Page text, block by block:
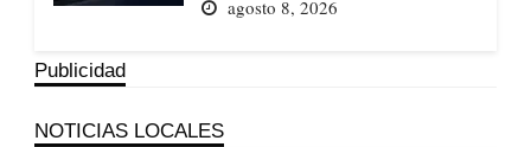
agosto 8, 2026
Publicidad
NOTICIAS LOCALES